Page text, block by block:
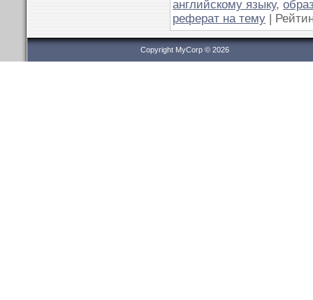
английскому языку,
реферат на тему |
Copyright MyCorp © 2026